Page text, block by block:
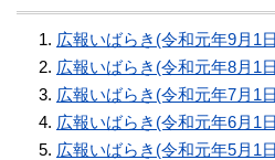
広報いばらき(令和元年9月1
広報いばらき(令和元年8月1
広報いばらき(令和元年7月1
広報いばらき(令和元年6月1
広報いばらき(令和元年5月1